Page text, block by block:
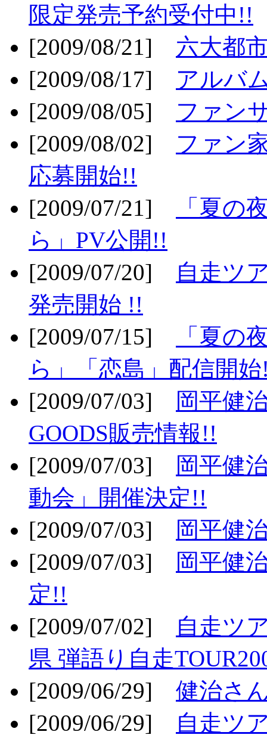
限定発売予約受付中!!
[2009/08/21] 六大都
[2009/08/17] アルバ
[2009/08/05] ファン
[2009/08/02] ファン
応募開始!!
[2009/07/21]
「夏の
ら」PV公開!!
[2009/07/20]
自走ツ
発売開始 !!
[2009/07/15]
「夏の
ら」「恋島」配信開
[2009/07/03]
岡平健
GOODS販売情報!!
[2009/07/03]
岡平健
動会」開催決定!!
[2009/07/03]
岡平健
[2009/07/03]
岡平健
定!!
[2009/07/02]
自走ツ
県 弾語り自走
[2009/06/29] 健治さ
[2009/06/29]
自走ツ